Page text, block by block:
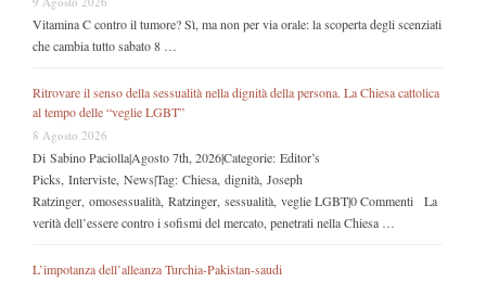
Vitamina C contro il tumore? Sì, ma non per via orale: la scoperta degli scenziati
che cambia tutto sabato 8 …
Ritrovare il senso della sessualità nella dignità della persona. La Chiesa cattolica
al tempo delle “veglie LGBT”
8 Agosto 2026
Di Sabino Paciolla|Agosto 7th, 2026|Categorie: Editor’s
Picks, Interviste, News|Tag: Chiesa, dignità, Joseph
Ratzinger, omosessualità, Ratzinger, sessualità, veglie LGBT|0 Commenti La
verità dell’essere contro i sofismi del mercato, penetrati nella Chiesa …
L’impotanza dell’alleanza Turchia-Pakistan-saudi